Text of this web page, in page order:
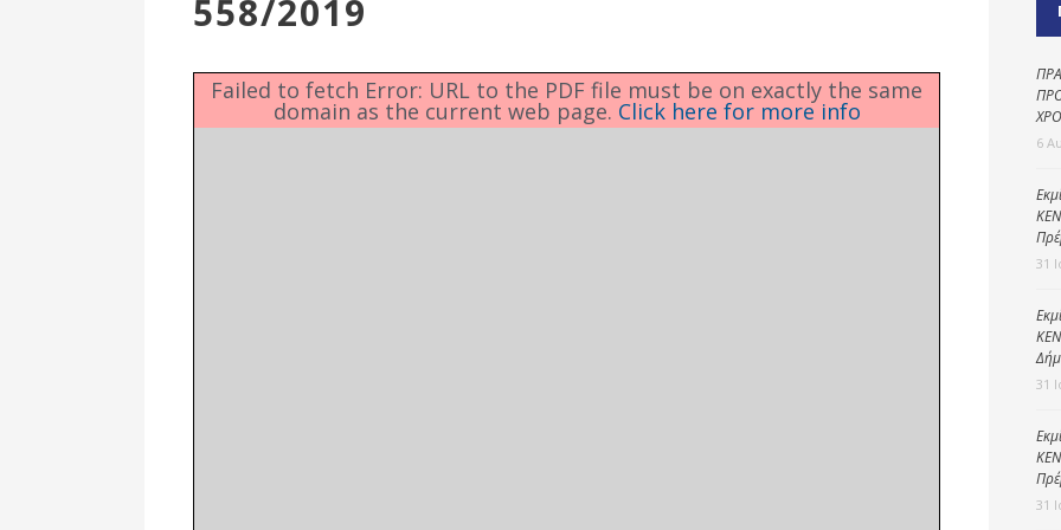
Επιτροπή
Ενότητες
Δημοτική
αστυνομία
558/2019
Failed to fetch Error: URL to the PDF file must be on exactly the same
domain as the current web page. Click here for more info
6
31
31
31